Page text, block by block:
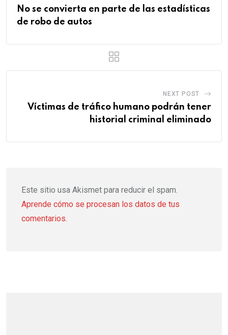
No se convierta en parte de las estadísticas
de robo de autos
NEXT POST
Víctimas de tráfico humano podrán tener
historial criminal eliminado
Este sitio usa Akismet para reducir el spam.
Aprende cómo se procesan los datos de tus
comentarios.